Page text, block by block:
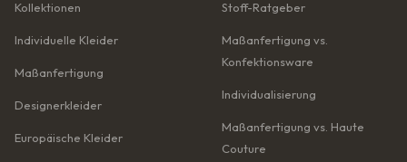
Kollektionen
Individuelle Kleider
Maßanfertigung
Designerkleider
Europäische Kleider
Stoff-Ratgeber
Maßanfertigung vs.
Konfektionsware
Individualisierung
Maßanfertigung vs. Haute
Couture